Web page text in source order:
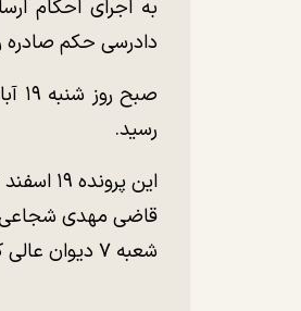
به اجرای احکام
دادرسی حکم صادره
رسید.
قاضی مهدی شجاعی
شعبه ۷ دیوان عالی کشور، حکم صادره را تایید کرد.